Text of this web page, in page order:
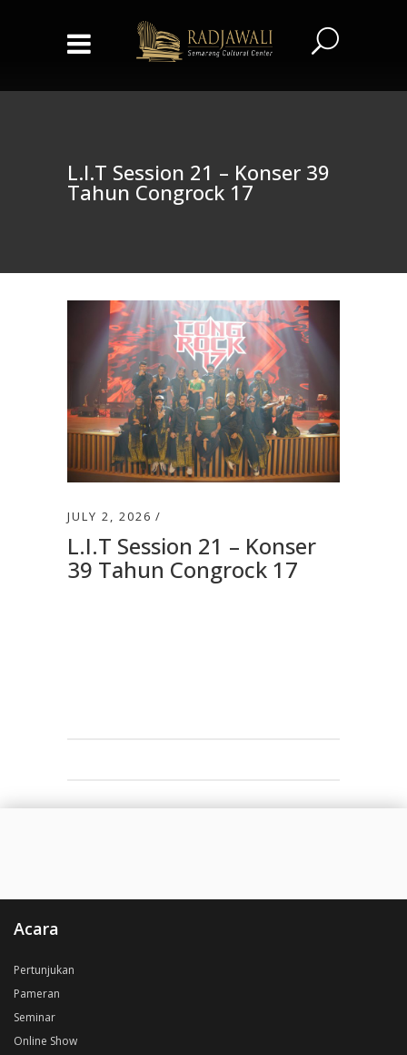
L.I.T Session 21 – Konser 39
Tahun Congrock 17
JULY 2, 2026
L.I.T Session 21 – Konser
39 Tahun Congrock 17
Acara
Pertunjukan
Pameran
Seminar
Online Show